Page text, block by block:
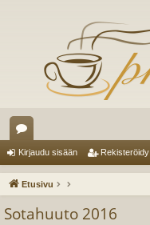
es
ku
Kirjaudu sisään Rekisteröidy
Etusivu
Sotahuuto 2016